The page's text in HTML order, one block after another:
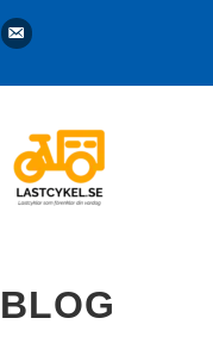
Hoppa
till
Kontakta oss via e-post
BLOG